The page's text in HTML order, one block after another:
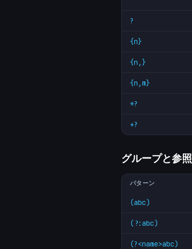
?
{n}
{n,}
{n,m}
*?
+?
グループと参照
パターン
(abc)
(?:abc)
(?<name>abc)